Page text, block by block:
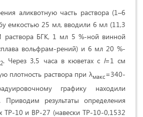
аликвотную часть раствора (1–6
емкостью 25 мл, вводили 6 мл (11,3
БГК, 1 мл 5 %-ной винной
вольфрам-рений) и 6 мл 20 %-
2. Через 3,5 часа в кюветах с l=1 см
плотность раствора при λмакс=340-
графику находили
Приводим результаты определения
ТР-10 и ВР-27 (навески ТР-10-0,1532